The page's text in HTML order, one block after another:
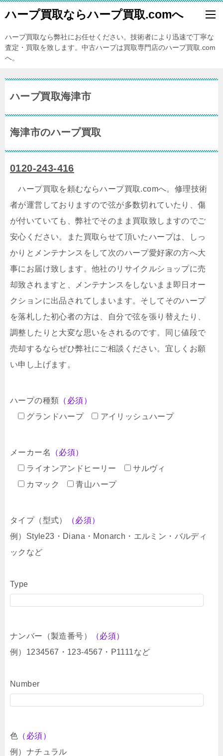
ハープ買取ならハープ買取.comへ
ハープ買取なら弊社にお任せください。技術者により迅速で丁寧な
査定・買取を致します。中古ハープは買取専門店のハープ買取.com
へ。
ハープ買取海津市
海津市のハープ買取
0120-243-416
ハープ買取を頼むならハープ買取.comへ。修理技術
者が運営しておりますので弦が多数切れていたり、傷
が付いていても、弊社でそのまま買取致しますのでご
安心ください。また買取らせて頂いたハープは、しっ
かりとメンテナンスをして次のハープ愛好家の方へ大
事にお届け致します。他社のリサイクルショップに売
却致されますと、メンテナンスをしないまま即日オー
クションに出品されてしまいます。そしてそのハープ
を落札した初心者の方は、自分で弦を張り替えたり、
調整したりと大変な思いをされるのです。同じ値段で
売却するならぜひ弊社にご相談ください。宜しくお願
い申し上げます。
ハープの種類 （必須）
グランドハープ
アイリッシュハープ
メーカー名
（必須）
ライオンアンドヒーリー
サルヴィ
カマック
青山ハープ
タイプ（型式）
（必須）
例）Style23・Diana・Monarch・エルミン・バルディ
ックなど
Type
ナンバー（製造番号）
（必須）
例）1234567・123-4567・P1111など
Number
色 （必須）
例）ナチュラル